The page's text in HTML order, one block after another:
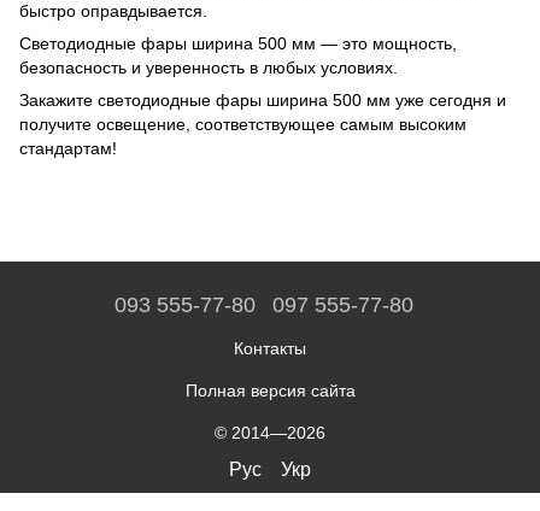
быстро оправдывается.
Светодиодные фары ширина 500 мм — это мощность,
безопасность и уверенность в любых условиях.
Закажите светодиодные фары ширина 500 мм уже сегодня и
получите освещение, соответствующее самым высоким
стандартам!
093 555-77-80 097 555-77-80
Контакты
Полная версия сайта
© 2014—2026
Рус Укр